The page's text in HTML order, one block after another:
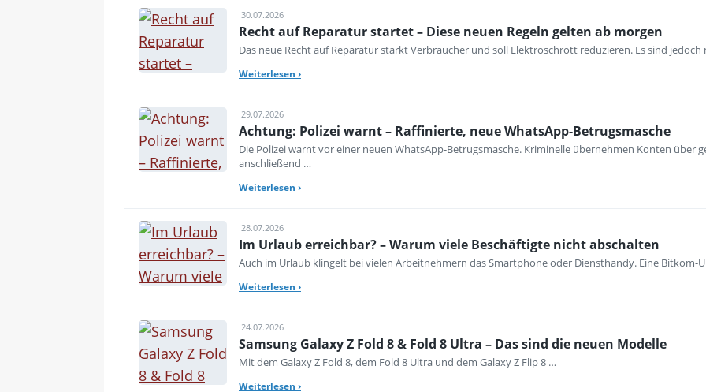
30.07.2026
Recht auf Reparatur startet – Diese neuen Regeln gelten ab morgen
Das neue Recht auf Reparatur stärkt Verbraucher und soll Elektroschrott reduzieren. Es sind jedoch
Weiterlesen ›
29.07.2026
Achtung: Polizei warnt – Raffinierte, neue WhatsApp-Betrugsmasche
Die Polizei warnt vor einer neuen WhatsApp-Betrugsmasche. Kriminelle übernehmen Konten über
anschließend …
Weiterlesen ›
28.07.2026
Im Urlaub erreichbar? – Warum viele Beschäftigte nicht abschalten
Auch im Urlaub klingelt bei vielen Arbeitnehmern das Smartphone oder Diensthandy. Eine Bitkom-
Weiterlesen ›
24.07.2026
Samsung Galaxy Z Fold 8 & Fold 8 Ultra – Das sind die neuen Modelle
Mit dem Galaxy Z Fold 8, dem Fold 8 Ultra und dem Galaxy Z Flip 8 …
Weiterlesen ›